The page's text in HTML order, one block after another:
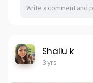
Shallu k
3 yrs